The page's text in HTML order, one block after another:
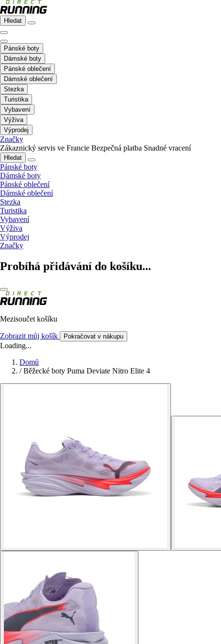
Hledat
Pánské boty
Dámské boty
Pánské oblečení
Dámské oblečení
Stezka
Turistika
Vybavení
Výživa
Výprodej
Značky
Zákaznický servis ve Francie Bezpečná platba Snadné vracení
Hledat
Pánské boty
Dámské boty
Pánské oblečení
Dámské oblečení
Stezka
Turistika
Vybavení
Výživa
Výprodej
Značky
Probíhá přidávání do košíku...
Mezisoučet košíku
Zobrazit můj košík Pokračovat v nákupu
Loading...
Domů
/ Běžecké boty Puma Deviate Nitro Elite 4